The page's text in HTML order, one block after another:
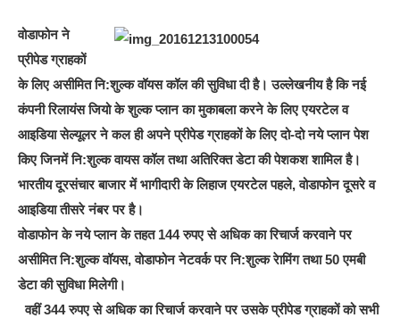
वोडाफोन ने
प्रीपेड ग्राहकों
के लिए असीमित नि:शुल्क वॉयस कॉल की सुविधा दी है। उल्लेखनीय है कि नई
कंपनी रिलायंस जियो के शुल्क प्लान का मुकाबला करने के लिए एयरटेल व
आइडिया सेल्यूलर ने कल ही अपने प्रीपेड ग्राहकों के लिए दो-दो नये प्लान पेश
किए जिनमें नि:शुल्क वायस कॉल तथा अतिरिक्त डेटा की पेशकश शामिल है।
भारतीय दूरसंचार बाजार में भागीदारी के लिहाज एयरटेल पहले, वोडाफोन दूसरे व
आइडिया तीसरे नंबर पर है।
वोडाफोन के नये प्लान के तहत 144 रुपए से अधिक का रिचार्ज करवाने पर
असीमित नि:शुल्क वॉयस, वोडाफोन नेटवर्क पर नि:शुल्क रेामिंग तथा 50 एमबी
डेटा की सुविधा मिलेगी।
वहीं 344 रुपए से अधिक का रिचार्ज करवाने पर उसके प्रीपेड ग्राहकों को सभी